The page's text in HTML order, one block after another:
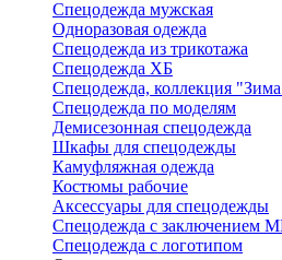
Спецодежда мужская
Одноразовая одежда
Спецодежда из трикотажа
Спецодежда ХБ
Спецодежда, коллекция
Спецодежда по моделям
Демисезонная спецодежда
Шкафы для спецодежды
Камуфляжная одежда
Костюмы рабочие
Аксессуары для спецодежды
Спецодежда с
Спецодежда с логотипом